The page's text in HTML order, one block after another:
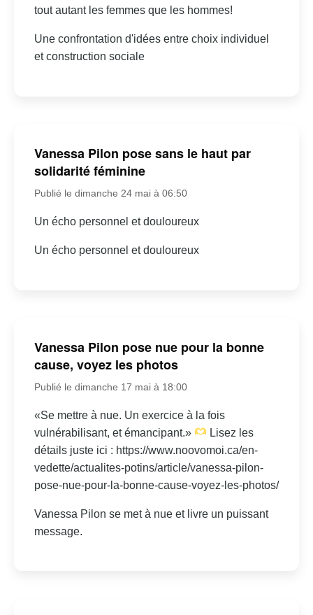
tout autant les femmes que les hommes!
Une confrontation d'idées entre choix individuel
et construction sociale
Vanessa Pilon pose sans le haut par
solidarité féminine
Publié le dimanche 24 mai à 06:50
Un écho personnel et douloureux
Un écho personnel et douloureux
Vanessa Pilon pose nue pour la bonne
cause, voyez les photos
Publié le dimanche 17 mai à 18:00
«Se mettre à nue. Un exercice à la fois
vulnérabilisant, et émancipant.»
Lisez les
détails juste ici : https://www.noovomoi.ca/en-
vedette/actualites-potins/article/vanessa-pilon-
pose-nue-pour-la-bonne-cause-voyez-les-photos/
Vanessa Pilon se met à nue et livre un puissant
message.